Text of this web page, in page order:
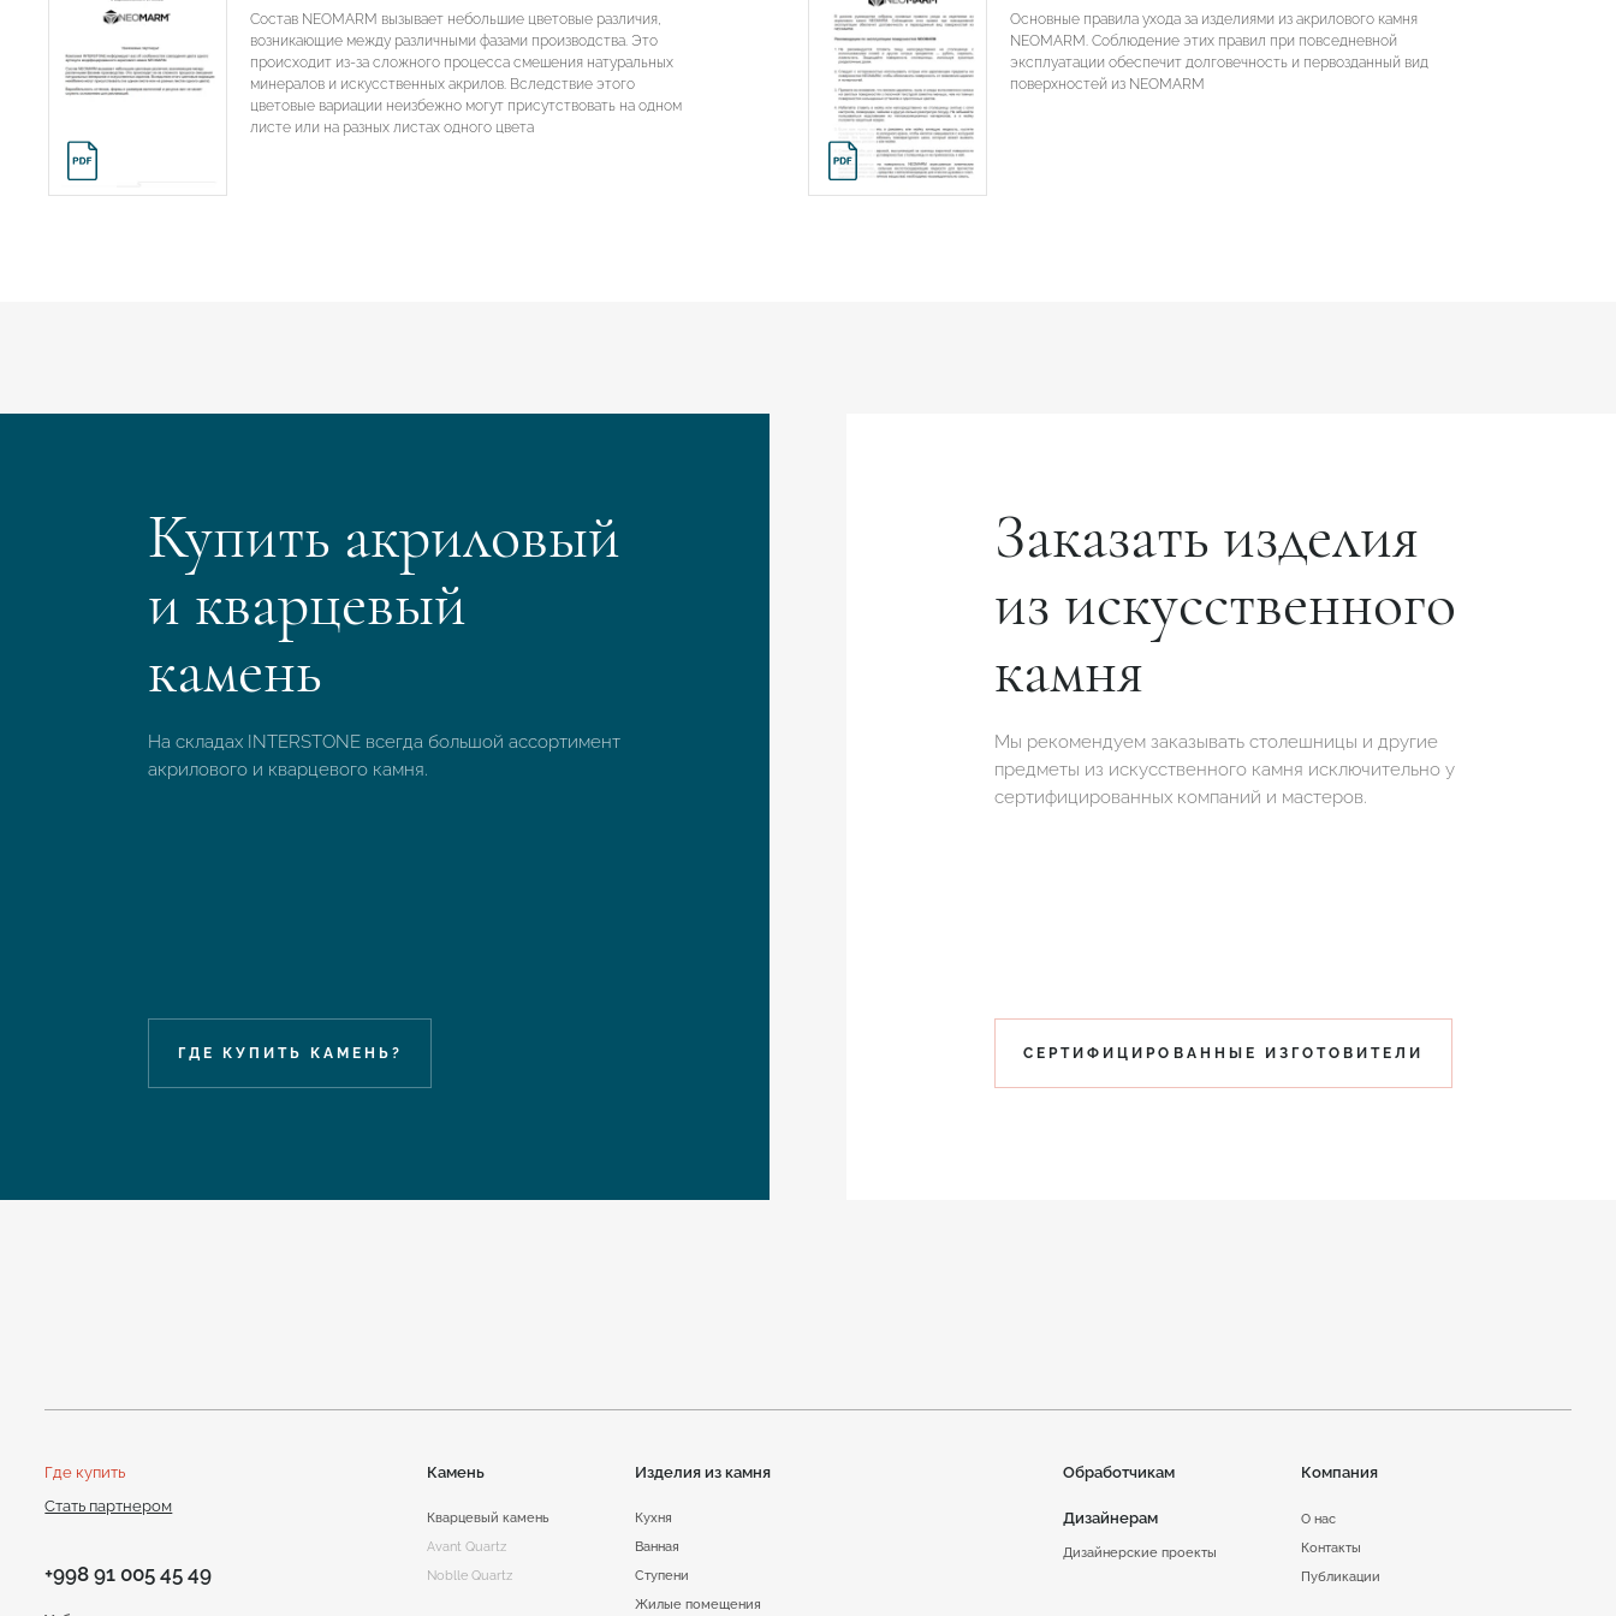
Состав NEOMARM вызывает небольшие цветовые различия,
возникающие между различными фазами производства. Это
происходит из-за сложного процесса смешения натуральных
минералов и искусственных акрилов. Вследствие этого
цветовые вариации неизбежно могут присутствовать на одном
листе или на разных листах одного цвета
Основные правила ухода за изделиями из акрилового камня
NEOMARM. Соблюдение этих правил при повседневной
эксплуатации обеспечит долговечность и первозданный вид
поверхностей из NEOMARM
Купить акриловый
и кварцевый
камень
На складах INTERSTONE всегда большой ассортимент
акрилового и кварцевого камня.
ГДЕ КУПИТЬ КАМЕНЬ?
Заказать изделия
из искусственного
камня
Мы рекомендуем заказывать столешницы и другие
предметы из искусственного камня исключительно у
сертифицированных компаний и мастеров.
СЕРТИФИЦИРОВАННЫЕ ИЗГОТОВИТЕЛИ
Где купить
Стать партнером
+998 91 005 45 49
Камень
Кварцевый камень
Avant Quartz
Noblle Quartz
Изделия из камня
Кухня
Ванная
Ступени
Жилые помещения
Обработчикам
Дизайнерам
Дизайнерские проекты
Компания
О нас
Контакты
Публикации